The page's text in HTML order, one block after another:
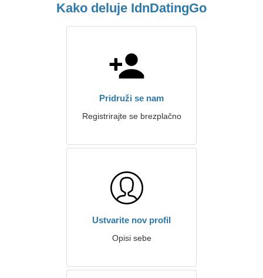
Kako deluje IdnDatingGo
Pridruži se nam
Registrirajte se brezplačno
Ustvarite nov profil
Opisi sebe